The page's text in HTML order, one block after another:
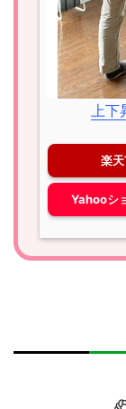
上下
楽
Yahooシ